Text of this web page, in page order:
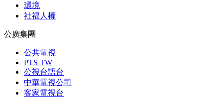
環境
社福人權
公廣集團
公共電視
PTS TW
公視台語台
中華電視公司
客家電視台